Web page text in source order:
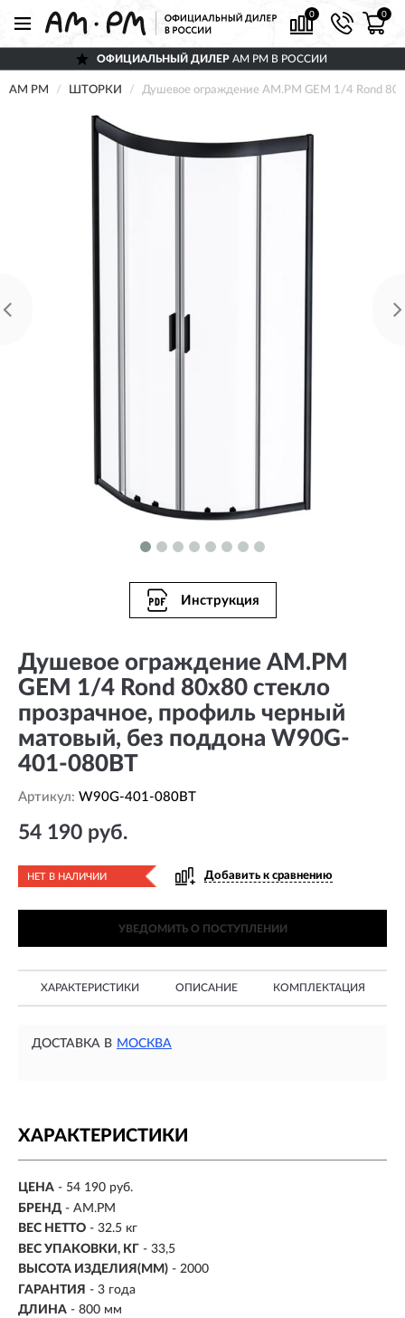
0 0
ОФИЦИАЛЬНЫЙ ДИЛЕР AM PM В РОССИИ
AM PM ШТОРКИ Душевое ограждение AM.PM GEM 1/4 Rond
Инструкция
Душевое ограждение AM.PM
GEM 1/4 Rond 80x80 стекло
прозрачное, профиль черный
матовый, без поддона W90G-
401-080BT
Артикул: W90G-401-080BT
54 190 руб.
НЕТ В НАЛИЧИИ Добавить к сравнению
УВЕДОМИТЬ О ПОСТУПЛЕНИИ
ХАРАКТЕРИСТИКИ ОПИСАНИЕ КОМПЛЕКТАЦИЯ
ДОСТАВКА В МОСКВА
ХАРАКТЕРИСТИКИ
ЦЕНА - 54 190 руб.
БРЕНД - AM.PM
ВЕС НЕТТО - 32.5 кг
ВЕС УПАКОВКИ, КГ - 33,5
ВЫСОТА ИЗДЕЛИЯ(ММ) - 2000
ГАРАНТИЯ - 3 года
ДЛИНА - 800 мм